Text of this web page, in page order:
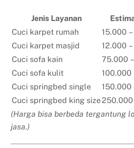
Jenis Layanan
Cuci karpet rumah
15.000
Cuci karpet masjid
12.000
Cuci sofa kain
75.000
Cuci sofa kulit
Cuci springbed single
Cuci springbed king size
(Harga bisa berbeda tergantung
jasa.)